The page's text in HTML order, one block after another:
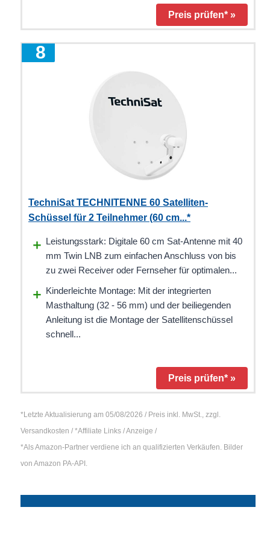
Preis prüfen* »
TechniSat TECHNITENNE 60 Satelliten-
Schüssel für 2 Teilnehmer (60 cm...*
Leistungsstark: Digitale 60 cm Sat-Antenne mit 40
mm Twin LNB zum einfachen Anschluss von bis
zu zwei Receiver oder Fernseher für optimalen...
Kinderleichte Montage: Mit der integrierten
Masthaltung (32 - 56 mm) und der beiliegenden
Anleitung ist die Montage der Satellitenschüssel
schnell...
Preis prüfen* »
*Letzte Aktualisierung am 05/08/2026 / Preis inkl. MwSt., zzgl.
Versandkosten / *Affiliate Links / Anzeige /
*Als Amazon-Partner verdiene ich an qualifizierten Verkäufen. Bilder
von Amazon PA-API.